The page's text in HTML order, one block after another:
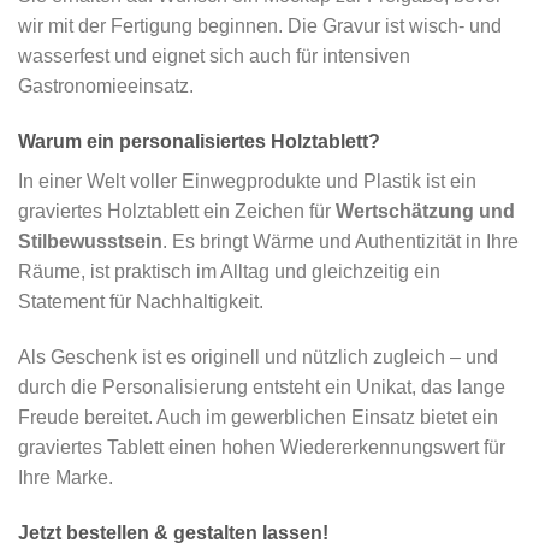
wir mit der Fertigung beginnen. Die Gravur ist wisch- und
wasserfest und eignet sich auch für intensiven
Gastronomieeinsatz.
Warum ein personalisiertes Holztablett?
In einer Welt voller Einwegprodukte und Plastik ist ein
graviertes Holztablett ein Zeichen für Wertschätzung und
Stilbewusstsein. Es bringt Wärme und Authentizität in Ihre
Räume, ist praktisch im Alltag und gleichzeitig ein
Statement für Nachhaltigkeit.
Als Geschenk ist es originell und nützlich zugleich – und
durch die Personalisierung entsteht ein Unikat, das lange
Freude bereitet. Auch im gewerblichen Einsatz bietet ein
graviertes Tablett einen hohen Wiedererkennungswert für
Ihre Marke.
Jetzt bestellen & gestalten lassen!